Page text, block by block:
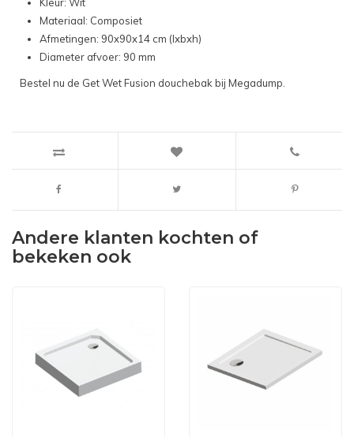
Materiaal: Composiet
Afmetingen: 90x90x14 cm (lxbxh)
Diameter afvoer: 90 mm
Bestel nu de Get Wet Fusion douchebak bij Megadump.
Andere klanten kochten of
bekeken ook